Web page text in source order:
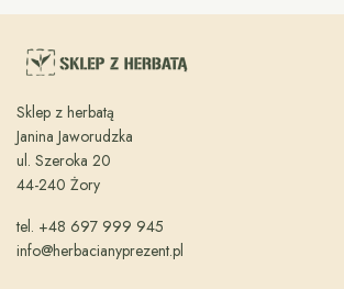
Sklep z herbatą
Janina Jaworudzka
ul. Szeroka 20
44-240 Żory
tel. +48 697 999 945
info@herbacianyprezent.pl